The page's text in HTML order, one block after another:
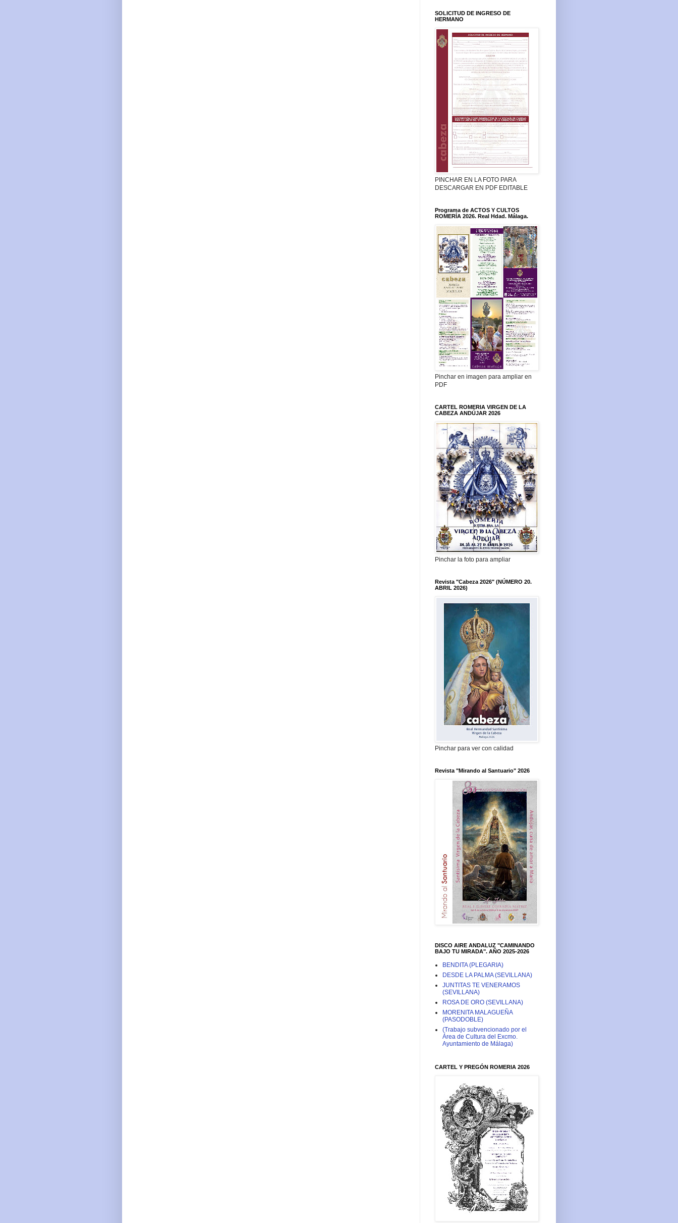
SOLICITUD DE INGRESO DE
HERMANO
PINCHAR EN LA FOTO PARA
DESCARGAR EN PDF EDITABLE
Programa de ACTOS Y CULTOS
ROMERÍA 2026. Real Hdad. Málaga.
Pinchar en imagen para ampliar en
PDF
CARTEL ROMERIA VIRGEN DE LA
CABEZA ANDÚJAR 2026
Pinchar la foto para ampliar
Revista "Cabeza 2026" (NÚMERO 20.
ABRIL 2026)
Pinchar para ver con calidad
Revista "Mirando al Santuario" 2026
DISCO AIRE ANDALUZ "CAMINANDO
BAJO TU MIRADA". AÑO 2025-2026
BENDITA (PLEGARIA)
DESDE LA PALMA (SEVILLANA)
JUNTITAS TE VENERAMOS
(SEVILLANA)
ROSA DE ORO (SEVILLANA)
MORENITA MALAGUEÑA
(PASODOBLE)
(Trabajo subvencionado por el
Área de Cultura del Excmo.
Ayuntamiento de Málaga)
CARTEL Y PREGÓN ROMERIA 2026